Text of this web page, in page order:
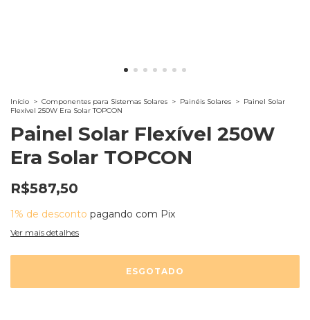
Início > Componentes para Sistemas Solares > Painéis Solares > Painel Solar
Flexível 250W Era Solar TOPCON
Painel Solar Flexível 250W
Era Solar TOPCON
R$587,50
1% de desconto pagando com Pix
Ver mais detalhes